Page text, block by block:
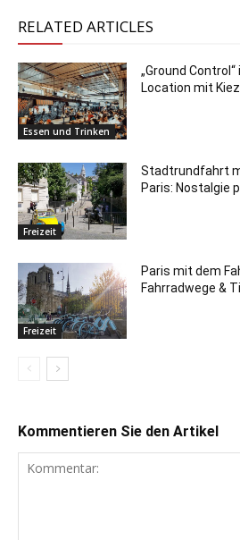
RELATED ARTICLES
Essen und Trinken
„Ground
Location mit
Freizeit
Stadtrundfahrt
Paris: Nostalgie
Freizeit
Paris mit dem
Fahrradwege &
Kommentieren Sie den Artikel